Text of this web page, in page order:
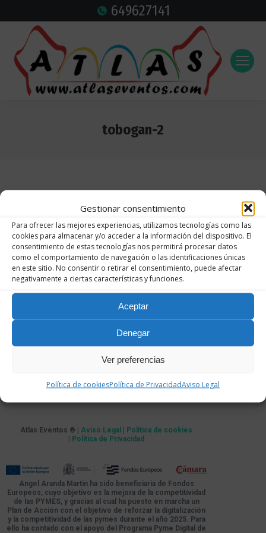
Gestionar consentimiento
Para ofrecer las mejores experiencias, utilizamos tecnologías como las
cookies para almacenar y/o acceder a la información del dispositivo. El
consentimiento de estas tecnologías nos permitirá procesar datos
como el comportamiento de navegación o las identificaciones únicas
en este sitio. No consentir o retirar el consentimiento, puede afectar
negativamente a ciertas características y funciones.
Aceptar
Denegar
Ver preferencias
Política de cookiesPolítica de PrivacidadAviso Legal
649627141
tobogan-2
Atlas Eventos ® | Aviso Legal | Política de cookies
| Política de Privacidad
Angel Aranda Martin ha sido beneficiaria de Fondos
Europeos, cuyo objetivo es la mejora de la competitividad
de las PYMES, y gracias al cual ha puesto en marcha un
Plan de Acción con el objetivo de reforzar la digitalización
y la competitividad de las pymes durante el año 2025. Para
ello ha contado con el apoyo del Programa Pyme Digital de